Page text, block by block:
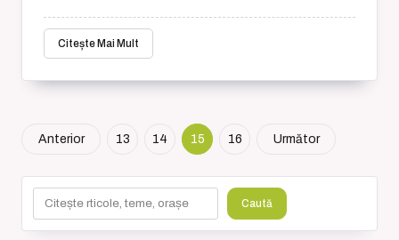
Citește Mai Mult
Anterior 13 14 15 16 Următor
Caută